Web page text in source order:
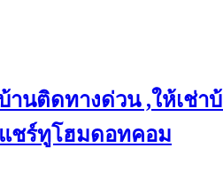
นติดทางด่วน ,ให้เช่า
ชร์ทูโฮมดอทคอม